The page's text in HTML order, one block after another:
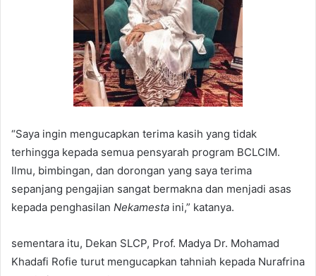
“Saya ingin mengucapkan terima kasih yang tidak
terhingga kepada semua pensyarah program BCLCIM.
Ilmu, bimbingan, dan dorongan yang saya terima
sepanjang pengajian sangat bermakna dan menjadi asas
kepada penghasilan Nekamesta ini,” katanya.
sementara itu, Dekan SLCP, Prof. Madya Dr. Mohamad
Khadafi Rofie turut mengucapkan tahniah kepada Nurafrina